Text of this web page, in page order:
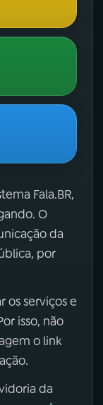
Fala.BR,
O
da
por
os serviços e
isso, não
o link
da